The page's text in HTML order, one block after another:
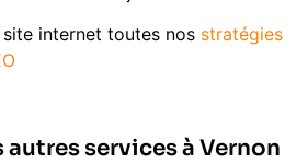
internet toutes nos stratégies
autres services à Vernon